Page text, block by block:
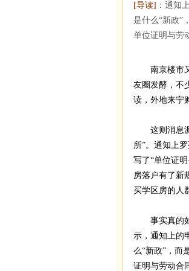
[导读] ：通知
是什么“新政”
单位证明与劳
南京楼市又
友圈发酵，不
读，外地来宁
这则消息源
所”。通知上
写了“单位证
房落户有了新
买学区房的人
事实真的如
示，通知上的
么“新政”，而
证明与劳动合